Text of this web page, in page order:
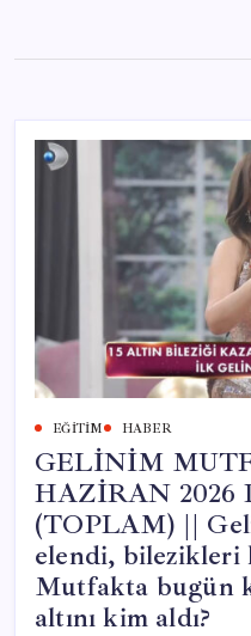
content
EĞITIM HABER
GELİNİM
HAZİRAN 2026
(TOPLAM) ||
elendi, bilezikleri
Mutfakta bugün
altını kim aldı?